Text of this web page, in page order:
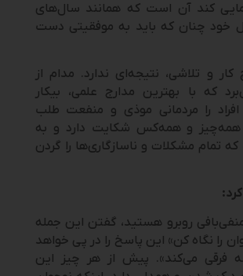
کند آن است که همانند سال‌های
خود چنان که باید به موفقیتی دست
کار و تلاشی، نتیجه‌ای ندارد. مدام از
که با بهترین مدارج علمی، بیکار
را مردمانی موذی و منفعت طلب
همه‌چیز و همه‌کس شکایت دارد و به
تمام مشکلات و ناسازگاری‌ها را گردن
منفی‌بافی روبرو هستید، گفتن این جمله
را نگاه کن» این پاسخ را در پی خواهد
فرقی می‌کند». پیش از هر چیز این